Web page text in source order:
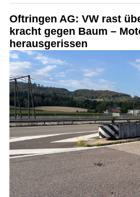
Oftringen AG: VW rast
kracht gegen Baum –
herausgerissen